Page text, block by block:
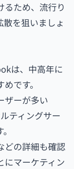
るため、流行り
を狙いましょ
は、中高年に
です。
ザーが多い
ティングサー
どの詳細も確認
にマーケティン